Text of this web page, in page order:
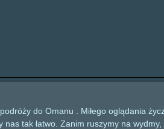
do Omanu . Miłego oglądania
nas tak łatwo. Zanim ruszymy na